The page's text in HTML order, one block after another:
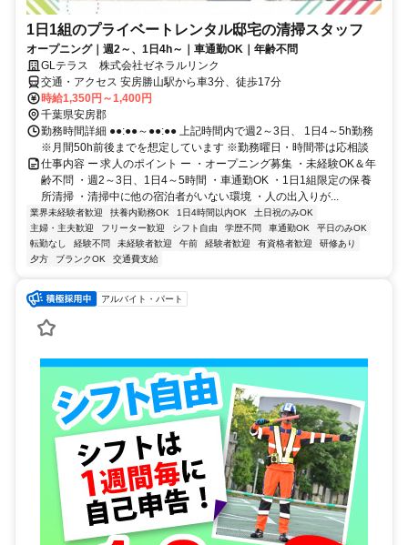
1日1組のプライベートレンタル邸宅の清掃スタッフ
オープニング｜週2～、1日4h～｜車通勤OK｜年齢不問
GLテラス 株式会社ゼネラルリンク
交通・アクセス 安房勝山駅から車3分、徒歩17分
時給1,350円～1,400円
千葉県安房郡
勤務時間詳細 ●●:●●～●●:●● 上記時間内で週2～3日、 1日4～5h勤務
※月間50h前後までを想定しています ※勤務曜日・時間帯は応相談
仕事内容 ー 求人のポイント ー ・オープニング募集 ・未経験OK＆年
齢不問 ・週2～3日、1日4～5時間 ・車通勤OK ・1日1組限定の保養
所清掃 ・清掃中に他の宿泊者がいない環境 ・人の出入りが...
業界未経験者歓迎 扶養内勤務OK 1日4時間以内OK
土日祝のみOK
主婦・主夫歓迎
フリーター歓迎 シフト自由 学歴不問 車通勤OK
平日のみOK
転勤なし
経験不問 未経験者歓迎 午前 経験者歓迎 有資格者歓迎
研修あり
夕方
ブランクOK 交通費支給
アルバイト・パート